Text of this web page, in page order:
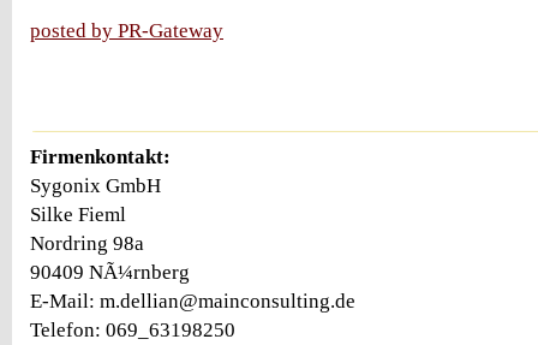
posted by PR-Gateway
Firmenkontakt:
Sygonix GmbH
Silke Fieml
Nordring 98a
90409 NÃ¼rnberg
E-Mail: m.dellian@mainconsulting.de
Telefon: 069_63198250